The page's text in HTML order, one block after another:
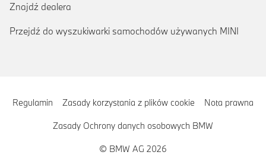
Znajdź dealera
Przejdź do wyszukiwarki samochodów używanych MINI
Regulamin Zasady korzystania z plików cookie Nota prawna
Zasady Ochrony danych osobowych BMW
© BMW AG 2026